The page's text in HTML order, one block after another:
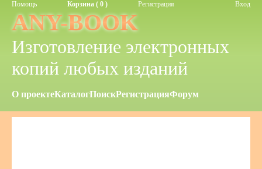
Помощь Корзина ( 0 ) Регистрация Вход
ANY-BOOK
Изготовление электронных
копий любых изданий
О проектеКаталогПоискРегистрацияФорум